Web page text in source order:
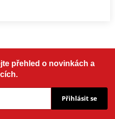
přehled o novinkách a
Přihlásit se